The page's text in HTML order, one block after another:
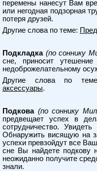
перемены нанесут Вам
или негодная подзорная
потеря друзей.
Другие слова по теме:
Подкладка (по соннику
сне, приносит
недоброжелательному
Другие слова по
аксессуары.
Подкова (по соннику
предвещает успех в
сотрудничество.
Обнаружить висящую на
успехи превзойдут все
сне Вы найдете подкову
неожиданно получите
знали.